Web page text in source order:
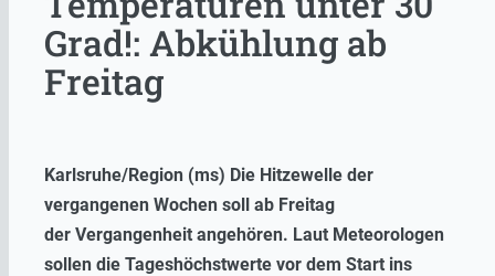
Grad!: Abkühlung ab
Freitag
Karlsruhe/Region (ms) Die Hitzewelle der
vergangenen Wochen soll ab Freitag
der Vergangenheit angehören. Laut Meteorologen
sollen die Tageshöchstwerte vor dem Start ins